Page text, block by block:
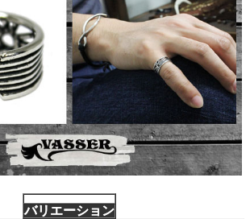
バリエーション